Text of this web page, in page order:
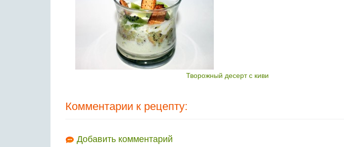
Творожный десерт с киви
Комментарии к рецепту:
Добавить комментарий